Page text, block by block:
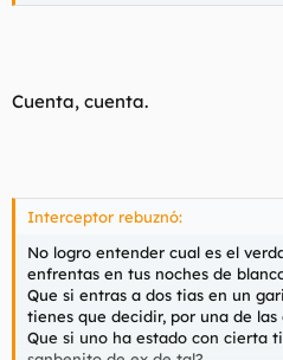
Cuenta, cuenta.
Interceptor rebuznó:
No logro entender cual es el
enfrentas en tus noches de
Que si entras a dos tias en un
tienes que decidir, por una de las
Que si uno ha estado con cierta